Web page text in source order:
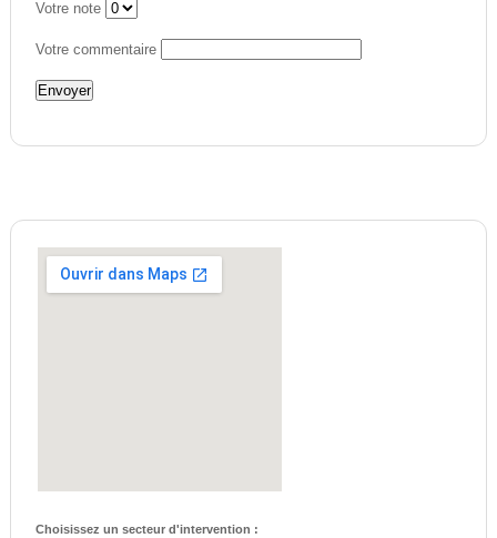
Votre note
Votre commentaire
Choisissez un secteur d'intervention :